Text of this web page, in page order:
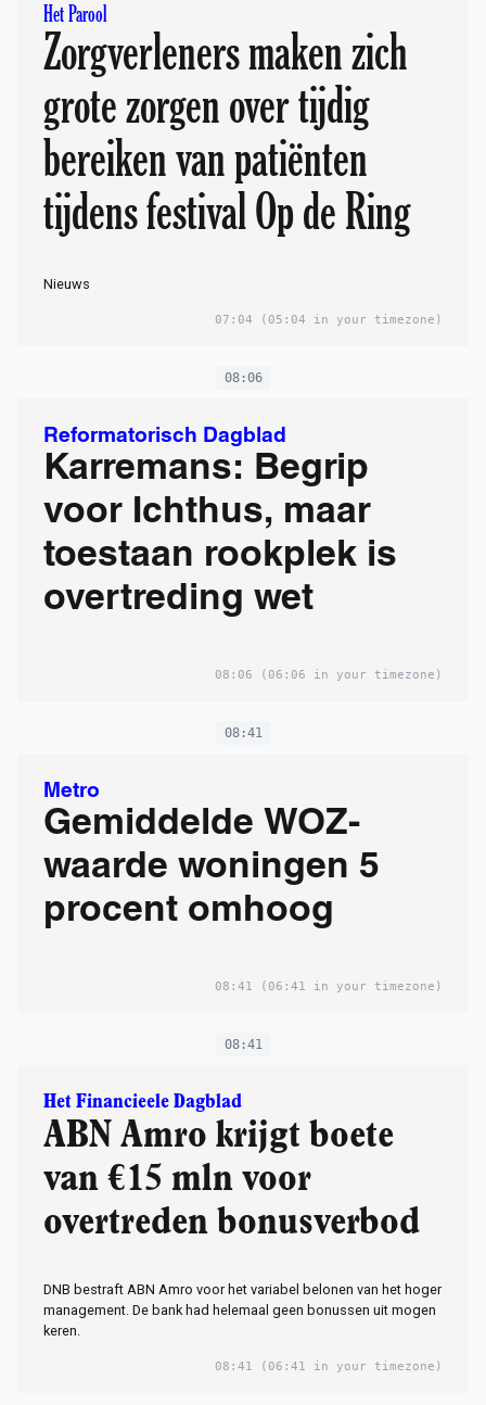
Het Parool
Zorgverleners maken zich
grote zorgen over tijdig
bereiken van patiënten
tijdens festival Op de Ring
Nieuws
07:04 (05:04 in your timezone)
08:06
Reformatorisch Dagblad
Karremans: Begrip
voor Ichthus, maar
toestaan rookplek is
overtreding wet
08:06 (06:06 in your timezone)
08:41
Metro
Gemiddelde WOZ-
waarde woningen 5
procent omhoog
08:41 (06:41 in your timezone)
08:41
Het Financieele Dagblad
ABN Amro krijgt boete
van €15 mln voor
overtreden bonusverbod
DNB bestraft ABN Amro voor het variabel belonen van het hoger
management. De bank had helemaal geen bonussen uit mogen
keren.
08:41 (06:41 in your timezone)